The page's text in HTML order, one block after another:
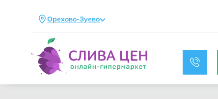
Орехово-Зуево